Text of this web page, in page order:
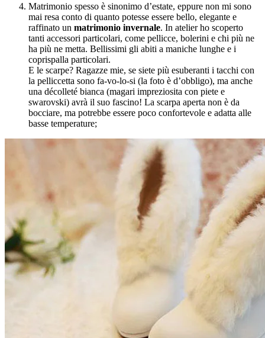
Matrimonio spesso è sinonimo d’estate, eppure non mi sono
mai resa conto di quanto potesse essere bello, elegante e
raffinato un matrimonio invernale. In atelier ho scoperto
tanti accessori particolari, come pellicce, bolerini e chi più ne
ha più ne metta. Bellissimi gli abiti a maniche lunghe e i
coprispalla particolari.
E le scarpe? Ragazze mie, se siete più esuberanti i tacchi con
la pelliccetta sono fa-vo-lo-si (la foto è d’obbligo), ma anche
una décolleté bianca (magari impreziosita con piete e
swarovski) avrà il suo fascino! La scarpa aperta non è da
bocciare, ma potrebbe essere poco confortevole e adatta alle
basse temperature;